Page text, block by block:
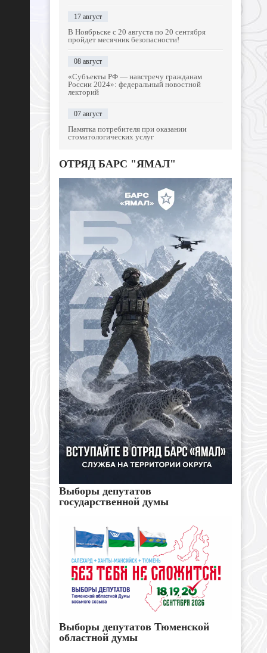
17 август
В Ноябрьске с 20 августа по 20 сентября
пройдет месячник безопасности!
08 август
«Субъекты РФ — навстречу гражданам
России 2024»: федеральный новостной
лекторий
07 август
Памятка потребителя при оказании
стоматологических услуг
ОТРЯД БАРС "ЯМАЛ"
Выборы депутатов
государственной думы
Выборы депутатов Тюменской
областной думы